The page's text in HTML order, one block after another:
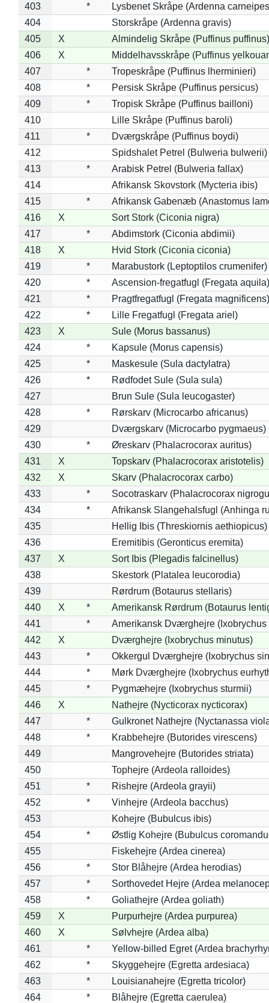
403
*
Lysbenet Skråpe (Ardenna
404
Storskråpe (Ardenna gravis)
405
X
Almindelig Skråpe (Puffinus puffinus)
406
X
Middelhavsskråpe (Puffinus
407
*
Tropeskråpe (Puffinus lherminieri)
408
*
Persisk Skråpe (Puffinus persicus)
409
*
Tropisk Skråpe (Puffinus bailloni)
410
Lille Skråpe (Puffinus baroli)
411
*
Dværgskråpe (Puffinus boydi)
412
Spidshalet Petrel (Bulweria bulwerii)
413
*
Arabisk Petrel (Bulweria fallax)
414
Afrikansk Skovstork (Mycteria ibis)
415
*
Afrikansk Gabenæb (Anastomus
416
X
Sort Stork (Ciconia nigra)
417
*
Abdimstork (Ciconia abdimii)
418
X
Hvid Stork (Ciconia ciconia)
419
*
Marabustork (Leptoptilos crumenifer)
420
*
Ascension-fregatfugl (Fregata aquila)
421
*
Pragtfregatfugl (Fregata magnificens)
422
*
Lille Fregatfugl (Fregata ariel)
423
X
Sule (Morus bassanus)
424
*
Kapsule (Morus capensis)
425
*
Maskesule (Sula dactylatra)
426
*
Rødfodet Sule (Sula sula)
427
Brun Sule (Sula leucogaster)
428
*
Rørskarv (Microcarbo africanus)
429
Dværgskarv (Microcarbo pygmaeus)
430
*
Øreskarv (Phalacrocorax auritus)
431
X
Topskarv (Phalacrocorax aristotelis)
432
X
Skarv (Phalacrocorax carbo)
433
*
Socotraskarv (Phalacrocorax
434
*
Afrikansk Slangehalsfugl (Anhinga
435
Hellig Ibis (Threskiornis aethiopicus)
436
Eremitibis (Geronticus eremita)
437
X
Sort Ibis (Plegadis falcinellus)
438
Skestork (Platalea leucorodia)
439
Rørdrum (Botaurus stellaris)
440
X *
Amerikansk Rørdrum (Botaurus
441
*
Amerikansk Dværghejre (Ixobrychus
442
X
Dværghejre (Ixobrychus minutus)
443
*
Okkergul Dværghejre (Ixobrychus
444
*
Mørk Dværghejre (Ixobrychus
445
*
Pygmæhejre (Ixobrychus sturmii)
446
X
Nathejre (Nycticorax nycticorax)
447
*
Gulkronet Nathejre (Nyctanassa
448
*
Krabbehejre (Butorides virescens)
449
Mangrovehejre (Butorides striata)
450
Tophejre (Ardeola ralloides)
451
*
Rishejre (Ardeola grayii)
452
*
Vinhejre (Ardeola bacchus)
453
Kohejre (Bubulcus ibis)
454
*
Østlig Kohejre (Bubulcus
455
Fiskehejre (Ardea cinerea)
456
*
Stor Blåhejre (Ardea herodias)
457
*
Sorthovedet Hejre (Ardea
458
*
Goliathejre (Ardea goliath)
459
X
Purpurhejre (Ardea purpurea)
460
X
Sølvhejre (Ardea alba)
461
*
Yellow-billed Egret (Ardea
462
*
Skyggehejre (Egretta ardesiaca)
463
*
Louisianahejre (Egretta tricolor)
464
*
Blåhejre (Egretta caerulea)